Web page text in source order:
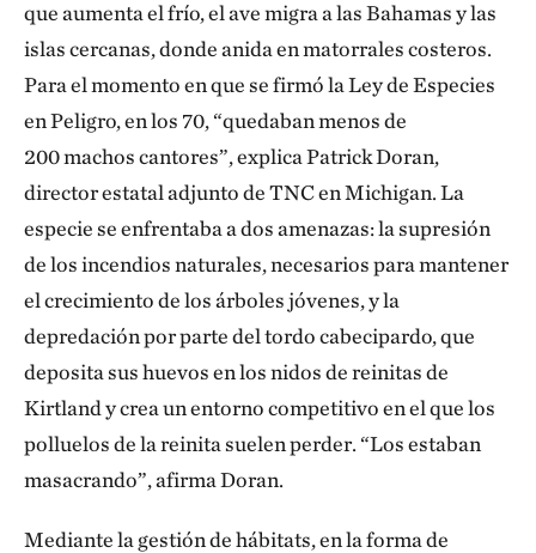
que aumenta el frío, el ave migra a las Bahamas y las
islas cercanas, donde anida en matorrales costeros.
Para el momento en que se firmó la Ley de Especies
en Peligro, en los 70, “quedaban menos de
200 machos cantores”, explica Patrick Doran,
director estatal adjunto de TNC en Michigan. La
especie se enfrentaba a dos amenazas: la supresión
de los incendios naturales, necesarios para mantener
el crecimiento de los árboles jóvenes, y la
depredación por parte del tordo cabecipardo, que
deposita sus huevos en los nidos de reinitas de
Kirtland y crea un entorno competitivo en el que los
polluelos de la reinita suelen perder. “Los estaban
masacrando”, afirma Doran.
Mediante la gestión de hábitats, en la forma de